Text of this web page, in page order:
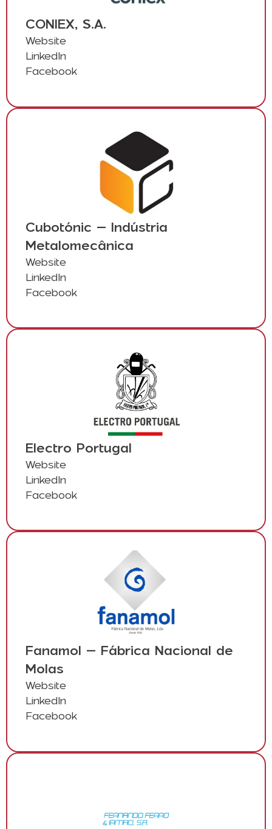
CONIEX, S.A.
Website
LinkedIn
Facebook
Cubotónic – Indústria
Metalomecânica
Website
LinkedIn
Facebook
Electro Portugal
Website
LinkedIn
Facebook
Fanamol – Fábrica Nacional de
Molas
Website
LinkedIn
Facebook